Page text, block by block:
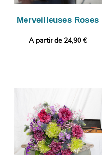
Merveilleuses Roses
A partir de 24,90 €